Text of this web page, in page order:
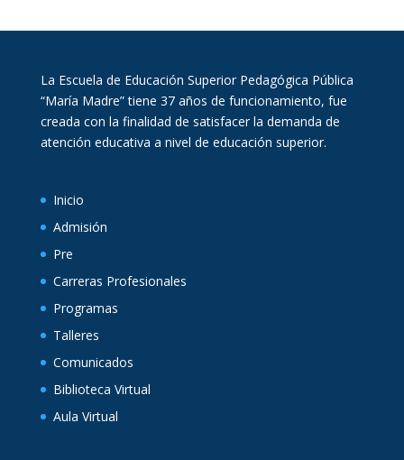
La Escuela de Educación Superior Pedagógica Pública
“María Madre” tiene 37 años de funcionamiento, fue
creada con la finalidad de satisfacer la demanda de
atención educativa a nivel de educación superior.
Inicio
Admisión
Pre
Carreras Profesionales
Programas
Talleres
Comunicados
Biblioteca Virtual
Aula Virtual